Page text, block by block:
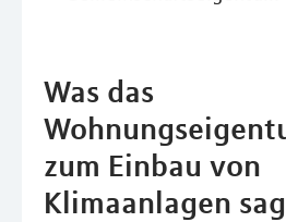
Was das
zum Einbau von
Klimaanlagen